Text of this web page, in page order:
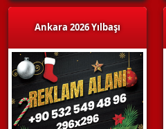
Ankara 2026 Yılbaşı